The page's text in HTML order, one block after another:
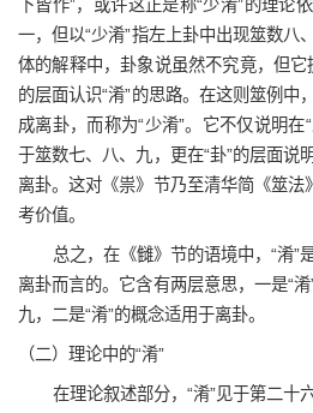
下皆作”，或许这正是称“少淆”的理论
一，但以“少淆”指左上卦中出现筮数八
体的解释中，卦象说虽然不究竟，但它
的层面认识“淆”的思路。在这则筮例中
成离卦，而称为“少淆”。它不仅说明在
于筮数七、八、九，更在“卦”的层面说
离卦。这对《祟》节乃至清华简《筮法
考价值。
总之，在《雠》节的语境中，“淆”
离卦而言的。它含有两层意思，一是“淆
九，二是“淆”的概念适用于离卦。
（二）理论中的“淆”
在理论叙述部分，“淆”见于第二十